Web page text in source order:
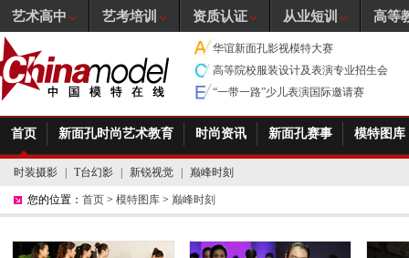
华谊新面孔影视模特大赛
高等院校服装设计及表演专业招生会
“一带一路”少儿表演国际邀请赛
首页 新面孔时尚艺术教育 时尚资讯 新面孔赛事 模特图库
时装摄影 T台幻影 新锐视觉 巅峰时刻
您的位置： 首页 > 模特图库 > 巅峰时刻
艺术高中 艺考培训 资质认证 从业短训 高等